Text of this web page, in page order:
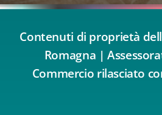
Contenuti di proprietà
Romagna |
Commercio rilasciato